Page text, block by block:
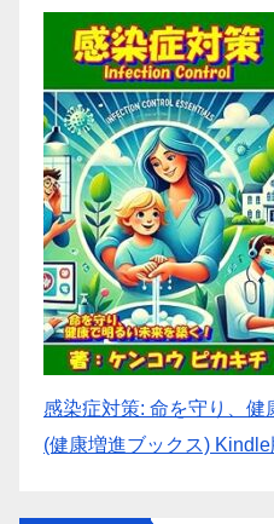
感染症対策: 命を守り、健
(健康増進ブックス) Kindle